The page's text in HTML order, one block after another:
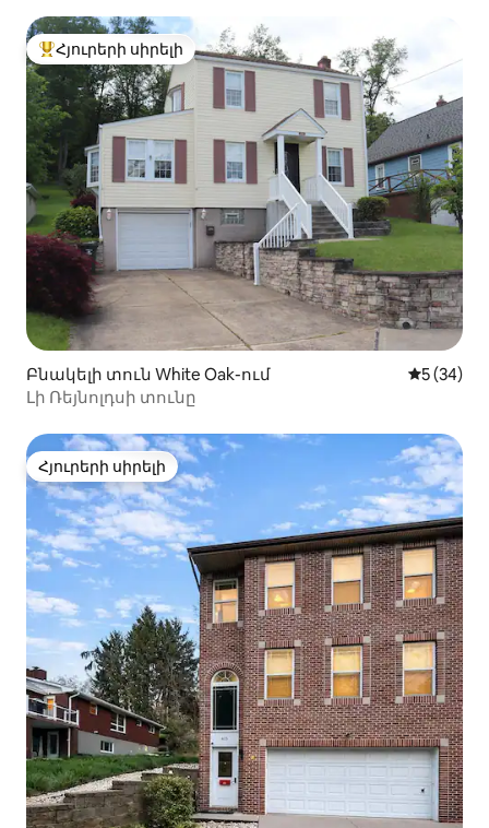
Հյուրերի սիրելի լավագույն տները
Հյուրերի սիրելի
Բնակելի տուն White Oak-ում Միջին
5 (34)
Լի Ռեյնոլդսի տունը
Հյուրերի սիրելի
Հյուրերի սիրելի